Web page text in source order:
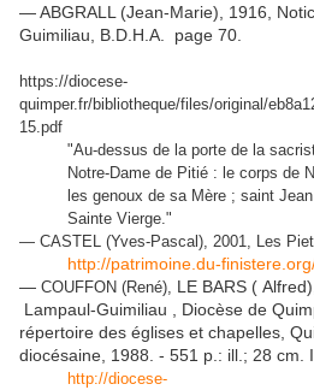
— ABGRALL (Jean-Marie), 1916,
Guimiliau, B.D.H.A. page 70.
https://diocese-
quimper.fr/bibliotheque/files/original/
15.pdf
"Au-dessus de la porte de la
Notre-Dame de Pitié : le corps de
les genoux de sa Mère ; saint
Sainte Vierge."
— CASTEL (Yves-Pascal), 2001, Les
http://patrimoine.du-
— COUFFON (René), LE BARS (
Lampaul-Guimiliau , Diocèse de
répertoire des églises et chapelles,
diocésaine, 1988. - 551 p.: ill.; 28 cm.
http://diocese-